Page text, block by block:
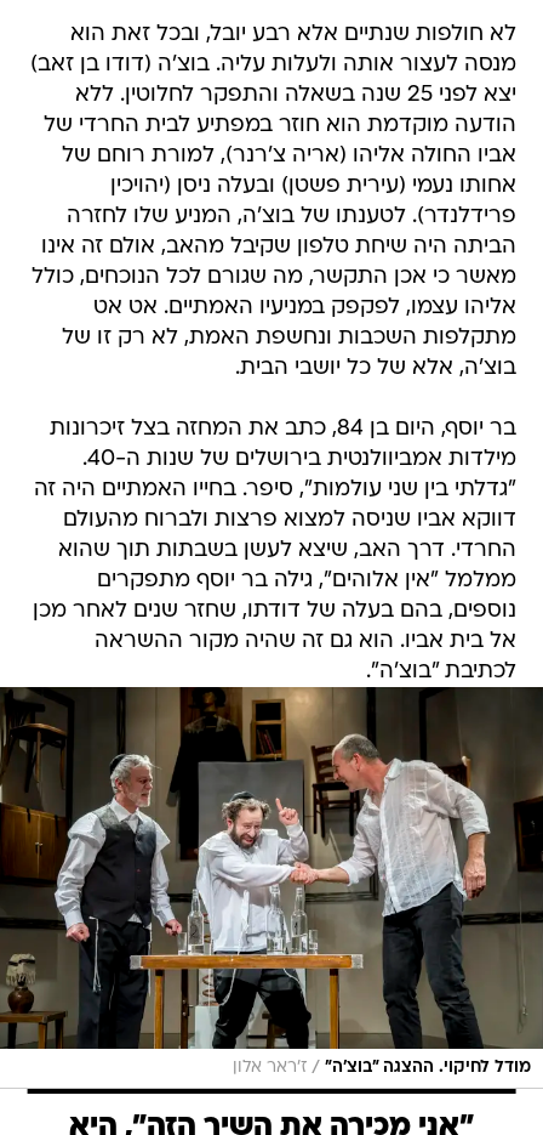
לא חולפות שנתיים אלא רבע יובל, ובכל זאת הוא
מנסה לעצור אותה ולעלות עליה. בוצ'ה (דודו בן זאב)
יצא לפני 25 שנה בשאלה והתפקר לחלוטין. ללא
הודעה מוקדמת הוא חוזר במפתיע לבית החרדי של
אביו החולה אליהו (אריה צ'רנר), למורת רוחם של
אחותו נעמי (עירית פשטן) ובעלה ניסן (יהויכין
פרידלנדר). לטענתו של בוצ'ה, המניע שלו לחזרה
הביתה היה שיחת טלפון שקיבל מהאב, אולם זה אינו
מאשר כי אכן התקשר, מה שגורם לכל הנוכחים, כולל
אליהו עצמו, לפקפק במניעיו האמתיים. אט אט
מתקלפות השכבות ונחשפת האמת, לא רק זו של
בוצ'ה, אלא של כל יושבי הבית.
בר יוסף, היום בן 84, כתב את המחזה בצל זיכרונות
מילדות אמביוולנטית בירושלים של שנות ה-40.
"גדלתי בין שני עולמות", סיפר. בחייו האמתיים היה זה
דווקא אביו שניסה למצוא פרצות ולברוח מהעולם
החרדי. דרך האב, שיצא לעשן בשבתות תוך שהוא
ממלמל "אין אלוהים", גילה בר יוסף מתפקרים
נוספים, בהם בעלה של דודתו, שחזר שנים לאחר מכן
אל בית אביו. הוא גם זה שהיה מקור ההשראה
לכתיבת "בוצ'ה".
מודל לחיקוי. ההצגה "בוצ'ה" / ז'ראר אלון
"אני מכירה את השיר הזה", היא